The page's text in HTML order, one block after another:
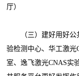
厅）
（三）建好用好公
验检测中心、华工激
室、逸飞激光CNAS实